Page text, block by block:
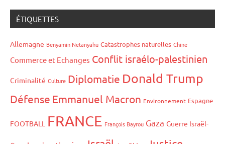
ÉTIQUETTES
Allemagne Benyamin Netanyahu Catastrophes naturelles Chine
Commerce et Echanges Conflit israélo-palestinien
Criminalité Culture Diplomatie Donald Trump
Défense Emmanuel Macron Environnement Espagne
FOOTBALL FRANCE François Bayrou Gaza Guerre Israël-